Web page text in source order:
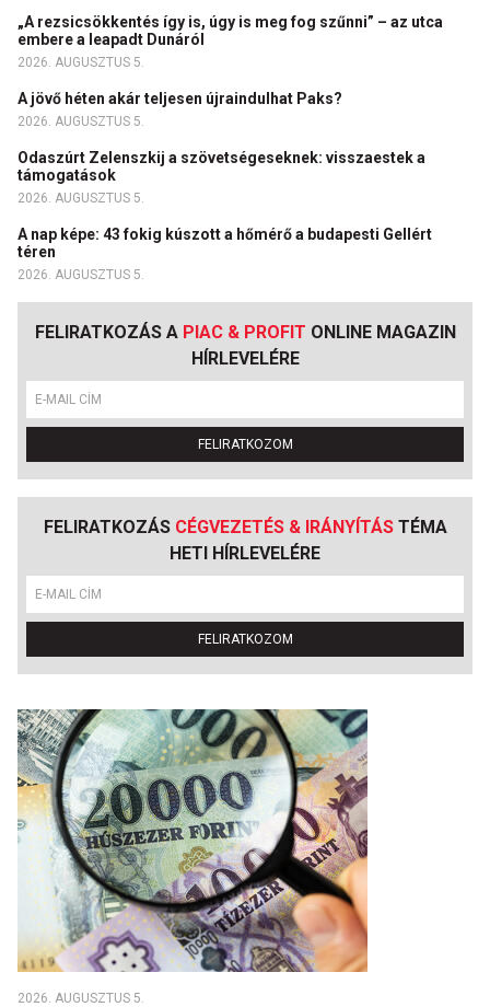
„A rezsicsökkentés így is, úgy is meg fog szűnni” – az utca
embere a leapadt Dunáról
2026. AUGUSZTUS 5.
A jövő héten akár teljesen újraindulhat Paks?
2026. AUGUSZTUS 5.
Odaszúrt Zelenszkij a szövetségeseknek: visszaestek a
támogatások
2026. AUGUSZTUS 5.
A nap képe: 43 fokig kúszott a hőmérő a budapesti Gellért
téren
2026. AUGUSZTUS 5.
FELIRATKOZÁS A PIAC & PROFIT ONLINE MAGAZIN
HÍRLEVELÉRE
FELIRATKOZOM
FELIRATKOZÁS CÉGVEZETÉS & IRÁNYÍTÁSTÉMA
HETI HÍRLEVELÉRE
FELIRATKOZOM
2026. AUGUSZTUS 5.